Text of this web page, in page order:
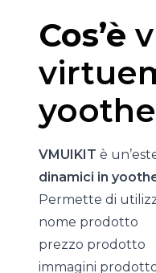
Cos’è
VMUIKIT è
dinamici in
Permette di
nome prodotto
prezzo prodotto
immagini